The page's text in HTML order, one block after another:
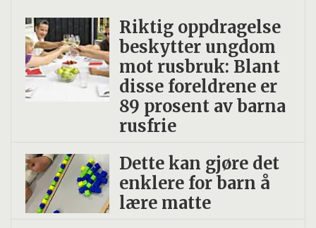
Riktig oppdragelse
beskytter ungdom
mot rusbruk: Blant
disse foreldrene er
89 prosent av barna
rusfrie
Dette kan gjøre det
enklere for barn å
lære matte